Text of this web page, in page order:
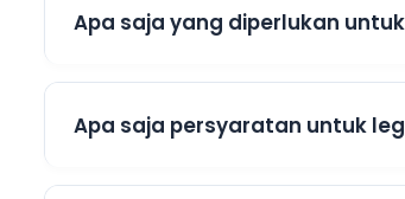
Apa saja yang diperlukan
Apa saja persyaratan untuk